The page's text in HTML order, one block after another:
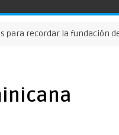
la fundación de Santo